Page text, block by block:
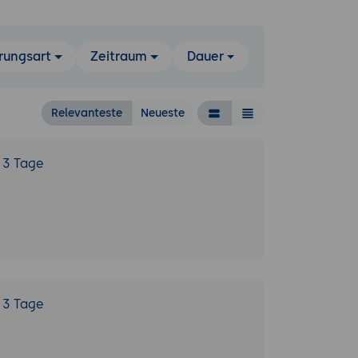
Zeitraum Dauer
Relevanteste Neueste
3 Tage
3 Tage